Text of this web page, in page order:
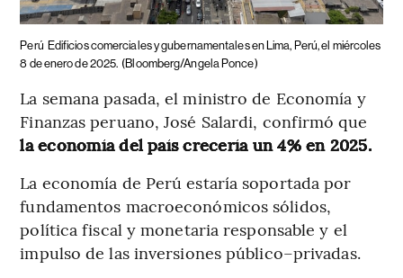
Perú Edificios comerciales y gubernamentales en Lima, Perú, el miércoles
8 de enero de 2025. (Bloomberg/Angela Ponce)
La semana pasada, el ministro de Economía y
Finanzas peruano, José Salardi, confirmó que
la economía del país crecería un 4% en 2025.
La economía de Perú estaría soportada por
fundamentos macroeconómicos sólidos,
política fiscal y monetaria responsable y el
impulso de las inversiones público–privadas.